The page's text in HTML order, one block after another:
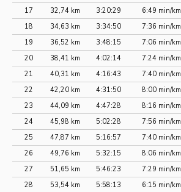
17
32,74 km 3:20:29 6:49 min/km
18
34,63 km 3:34:50 7:36 min/km
19
36,52 km 3:48:15 7:06 min/km
20
38,41 km 4:02:14 7:24 min/km
21
40,31 km 4:16:43 7:40 min/km
22
42,20 km 4:31:50 8:00 min/km
23
44,09 km 4:47:28 8:16 min/km
24
45,98 km 5:02:28 7:56 min/km
25
47,87 km 5:16:57 7:40 min/km
26
49,76 km 5:32:15 8:06 min/km
27
51,65 km 5:46:23 7:29 min/km
28
53,54 km 5:58:13 6:15 min/km